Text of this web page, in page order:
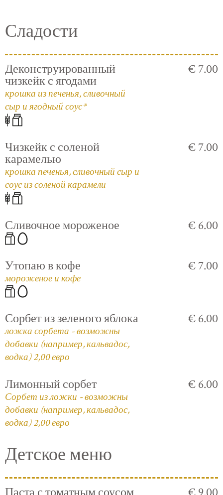
Сладости
Деконструированный
чизкейк с ягодами
крошка из печенья, сливочный
сыр и ягодный соус*
€ 7.00
Чизкейк с соленой
карамелью
крошка печенья, сливочный сыр и
соус из соленой карамели
€ 7.00
Сливочное мороженое € 6.00
Утопаю в кофе
мороженое и кофе
€ 7.00
Сорбет из зеленого яблока
ложка сорбета - возможны
добавки (например, кальвадос,
водка) 2,00 евро
€ 6.00
Лимонный сорбет
Сорбет из ложки - возможны
добавки (например, кальвадос,
водка) 2,00 евро
€ 6.00
Детское меню